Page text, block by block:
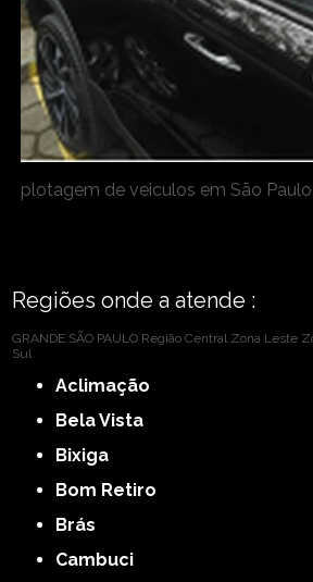
plotagem de veiculos em São Paulo
Regiões onde a atende :
GRANDE SÃO PAULO Região Central Zona Leste
Sul
Aclimação
Bela Vista
Bixiga
Bom Retiro
Brás
Cambuci